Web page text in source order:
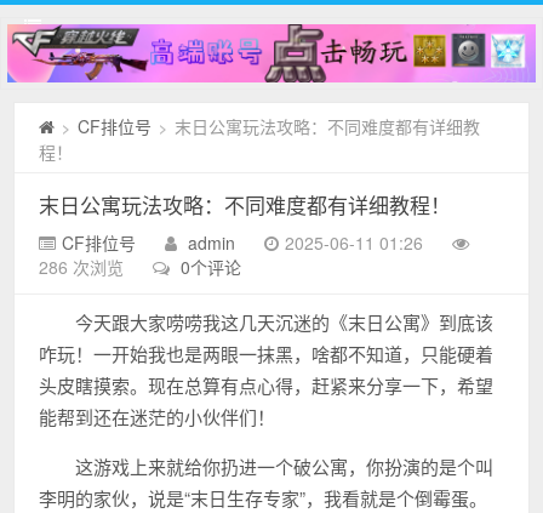
> CF排位号 > 末日公寓玩法攻略：不同难度都有详细教
程！
末日公寓玩法攻略：不同难度都有详细教程！
CF排位号 admin
2025-06-11 01:26
286 次浏览
0个评论
今天跟大家唠唠我这几天沉迷的《末日公寓》到底该
咋玩！一开始我也是两眼一抹黑，啥都不知道，只能硬着
头皮瞎摸索。现在总算有点心得，赶紧来分享一下，希望
能帮到还在迷茫的小伙伴们！
这游戏上来就给你扔进一个破公寓，你扮演的是个叫
李明的家伙，说是“末日生存专家”，我看就是个倒霉蛋。